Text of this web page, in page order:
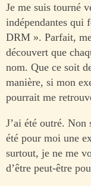
Je me suis tourné
indépendantes qui
DRM ». Parfait,
découvert que
nom. Que ce soit
manière, si mon
pourrait me
J’ai été outré. Non
été pour moi une
surtout, je ne me
d’être peut-être